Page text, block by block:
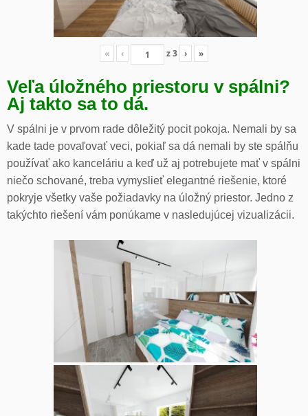
« ‹ z3 › »
Veľa úložného priestoru v spálni?
Aj takto sa to dá.
V spálni je v prvom rade dôležitý pocit pokoja. Nemali by sa
kade tade povaľovať veci, pokiaľ sa dá nemali by ste spálňu
používať ako kanceláriu a keď už aj potrebujete mať v spálni
niečo schované, treba vymyslieť elegantné riešenie, ktoré
pokryje všetky vaše požiadavky na úložný priestor. Jedno z
takýchto riešení vám ponúkame v nasledujúcej vizualizácii.